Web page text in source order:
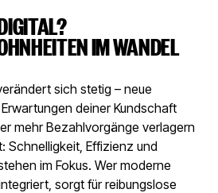
IM WANDEL
sich stetig – neue
deiner Kundschaft
mehr Bezahlvorgänge verlagern
Schnelligkeit, Effizienz und
im Fokus. Wer moderne
sorgt für reibungslose